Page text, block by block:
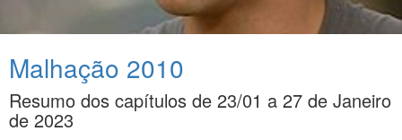
Malhação 2010
Resumo dos capítulos de 23/01 a 27 de Janeiro
de 2023